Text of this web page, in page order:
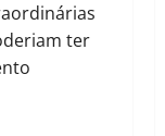
ter